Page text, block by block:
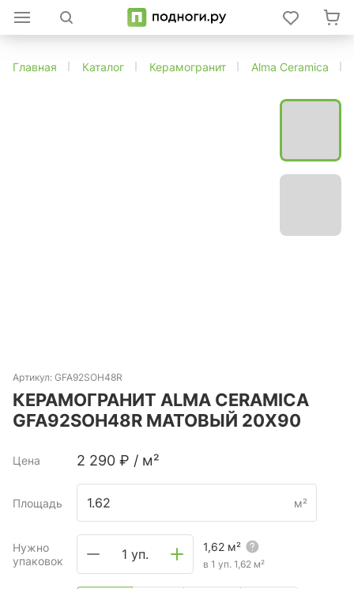
Главная Каталог Керамогранит Alma Ceramica
Артикул: GFA92SOH48R
КЕРАМОГРАНИТ ALMA CERAMICA
GFA92SOH48R МАТОВЫЙ 20X90
Цена 2 290 ₽ / м²
Площадь м²
Нужно
упаковок
1 уп. 1,62 м²
в 1 уп. 1,62 м²